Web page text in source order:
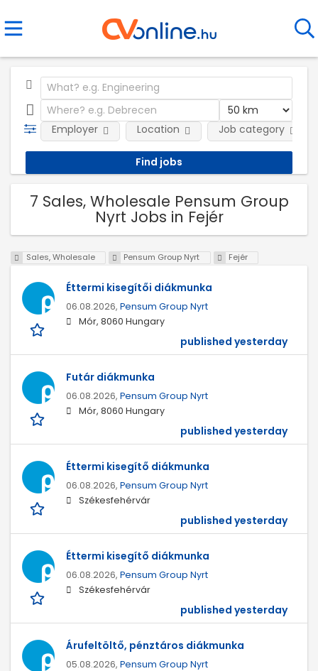
Employer Location Job category
7 Sales, Wholesale Pensum Group
Nyrt Jobs in Fejér
Sales, Wholesale Pensum Group Nyrt Fejér
Éttermi kisegítői diákmunka
06.08.2026, Pensum Group Nyrt
Mór, 8060 Hungary
published yesterday
Futár diákmunka
06.08.2026, Pensum Group Nyrt
Mór, 8060 Hungary
published yesterday
Éttermi kisegítő diákmunka
06.08.2026, Pensum Group Nyrt
Székesfehérvár
published yesterday
Éttermi kisegítő diákmunka
06.08.2026, Pensum Group Nyrt
Székesfehérvár
published yesterday
Árufeltöltő, pénztáros diákmunka
05.08.2026, Pensum Group Nyrt